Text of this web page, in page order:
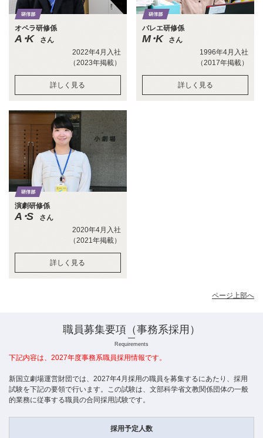
オペラ研修係
A・K
さん
2022年4月入社
（2023年掲載）
詳しく見る
バレエ研修係
M・K
さん
1996年4月入社
（2017年掲載）
詳しく見る
演劇研修係
A・S
さん
2020年4月入社
（2021年掲載）
詳しく見る
ページ上部へ
職員募集要項（事務系採用）
Requirements
下記内容は、2027年度事務系職員採用情報です。
新国立劇場運営財団では、2027年4月採用の職員を募集するにあたり、採用
試験を下記の要領で行います。この試験は、文部科学省文教関係団体の一般
的業務に従事する職員の合同採用試験です。
採用予定人数